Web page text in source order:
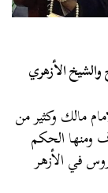
الأزهري
مالك وكثير من
ومنها الحكم
في الأزهر